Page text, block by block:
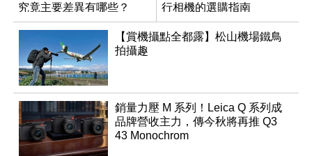
究竟主要差異有哪些？
行相機的選購指南
【賞機攝點全都露】松山機場鐵鳥
拍攝趣
銷量力壓 M 系列！Leica Q 系列成
品牌營收主力，傳今秋將再推 Q3
43 Monochrom